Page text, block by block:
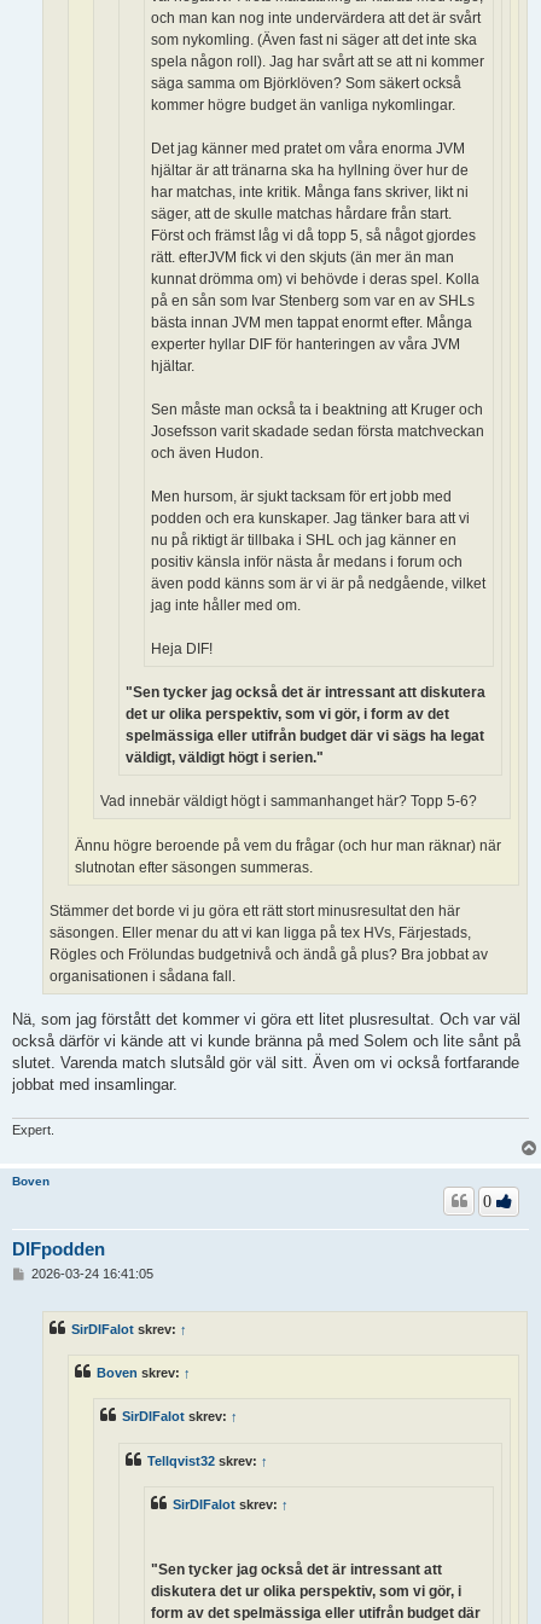
och man kan nog inte undervärdera att det är svårt
som nykomling. (Även fast ni säger att det inte ska
spela någon roll). Jag har svårt att se att ni kommer
säga samma om Björklöven? Som säkert också
kommer högre budget än vanliga nykomlingar.
Det jag känner med pratet om våra enorma JVM
hjältar är att tränarna ska ha hyllning över hur de
har matchas, inte kritik. Många fans skriver, likt ni
säger, att de skulle matchas hårdare från start.
Först och främst låg vi då topp 5, så något gjordes
rätt. efterJVM fick vi den skjuts (än mer än man
kunnat drömma om) vi behövde i deras spel. Kolla
på en sån som Ivar Stenberg som var en av SHLs
bästa innan JVM men tappat enormt efter. Många
experter hyllar DIF för hanteringen av våra JVM
hjältar.
Sen måste man också ta i beaktning att Kruger och
Josefsson varit skadade sedan första matchveckan
och även Hudon.
Men hursom, är sjukt tacksam för ert jobb med
podden och era kunskaper. Jag tänker bara att vi
nu på riktigt är tillbaka i SHL och jag känner en
positiv känsla inför nästa år medans i forum och
även podd känns som är vi är på nedgående, vilket
jag inte håller med om.
Heja DIF!
"Sen tycker jag också det är intressant att diskutera
det ur olika perspektiv, som vi gör, i form av det
spelmässiga eller utifrån budget där vi sägs ha legat
väldigt, väldigt högt i serien."
Vad innebär väldigt högt i sammanhanget här? Topp 5-6?
Ännu högre beroende på vem du frågar (och hur man räknar) när
slutnotan efter säsongen summeras.
Stämmer det borde vi ju göra ett rätt stort minusresultat den här
säsongen. Eller menar du att vi kan ligga på tex HVs, Färjestads,
Rögles och Frölundas budgetnivå och ändå gå plus? Bra jobbat av
organisationen i sådana fall.
Nä, som jag förstått det kommer vi göra ett litet plusresultat. Och var väl
också därför vi kände att vi kunde bränna på med Solem och lite sånt på
slutet. Varenda match slutsåld gör väl sitt. Även om vi också fortfarande
jobbat med insamlingar.
Expert.
Boven
DIFpodden
0
2026-03-24 16:41:05
SirDIFalot skrev: ↑
Boven skrev: ↑
SirDIFalot skrev: ↑
Tellqvist32 skrev: ↑
SirDIFalot skrev: ↑
"Sen tycker jag också det är intressant att
diskutera det ur olika perspektiv, som vi gör, i
form av det spelmässiga eller utifrån budget där